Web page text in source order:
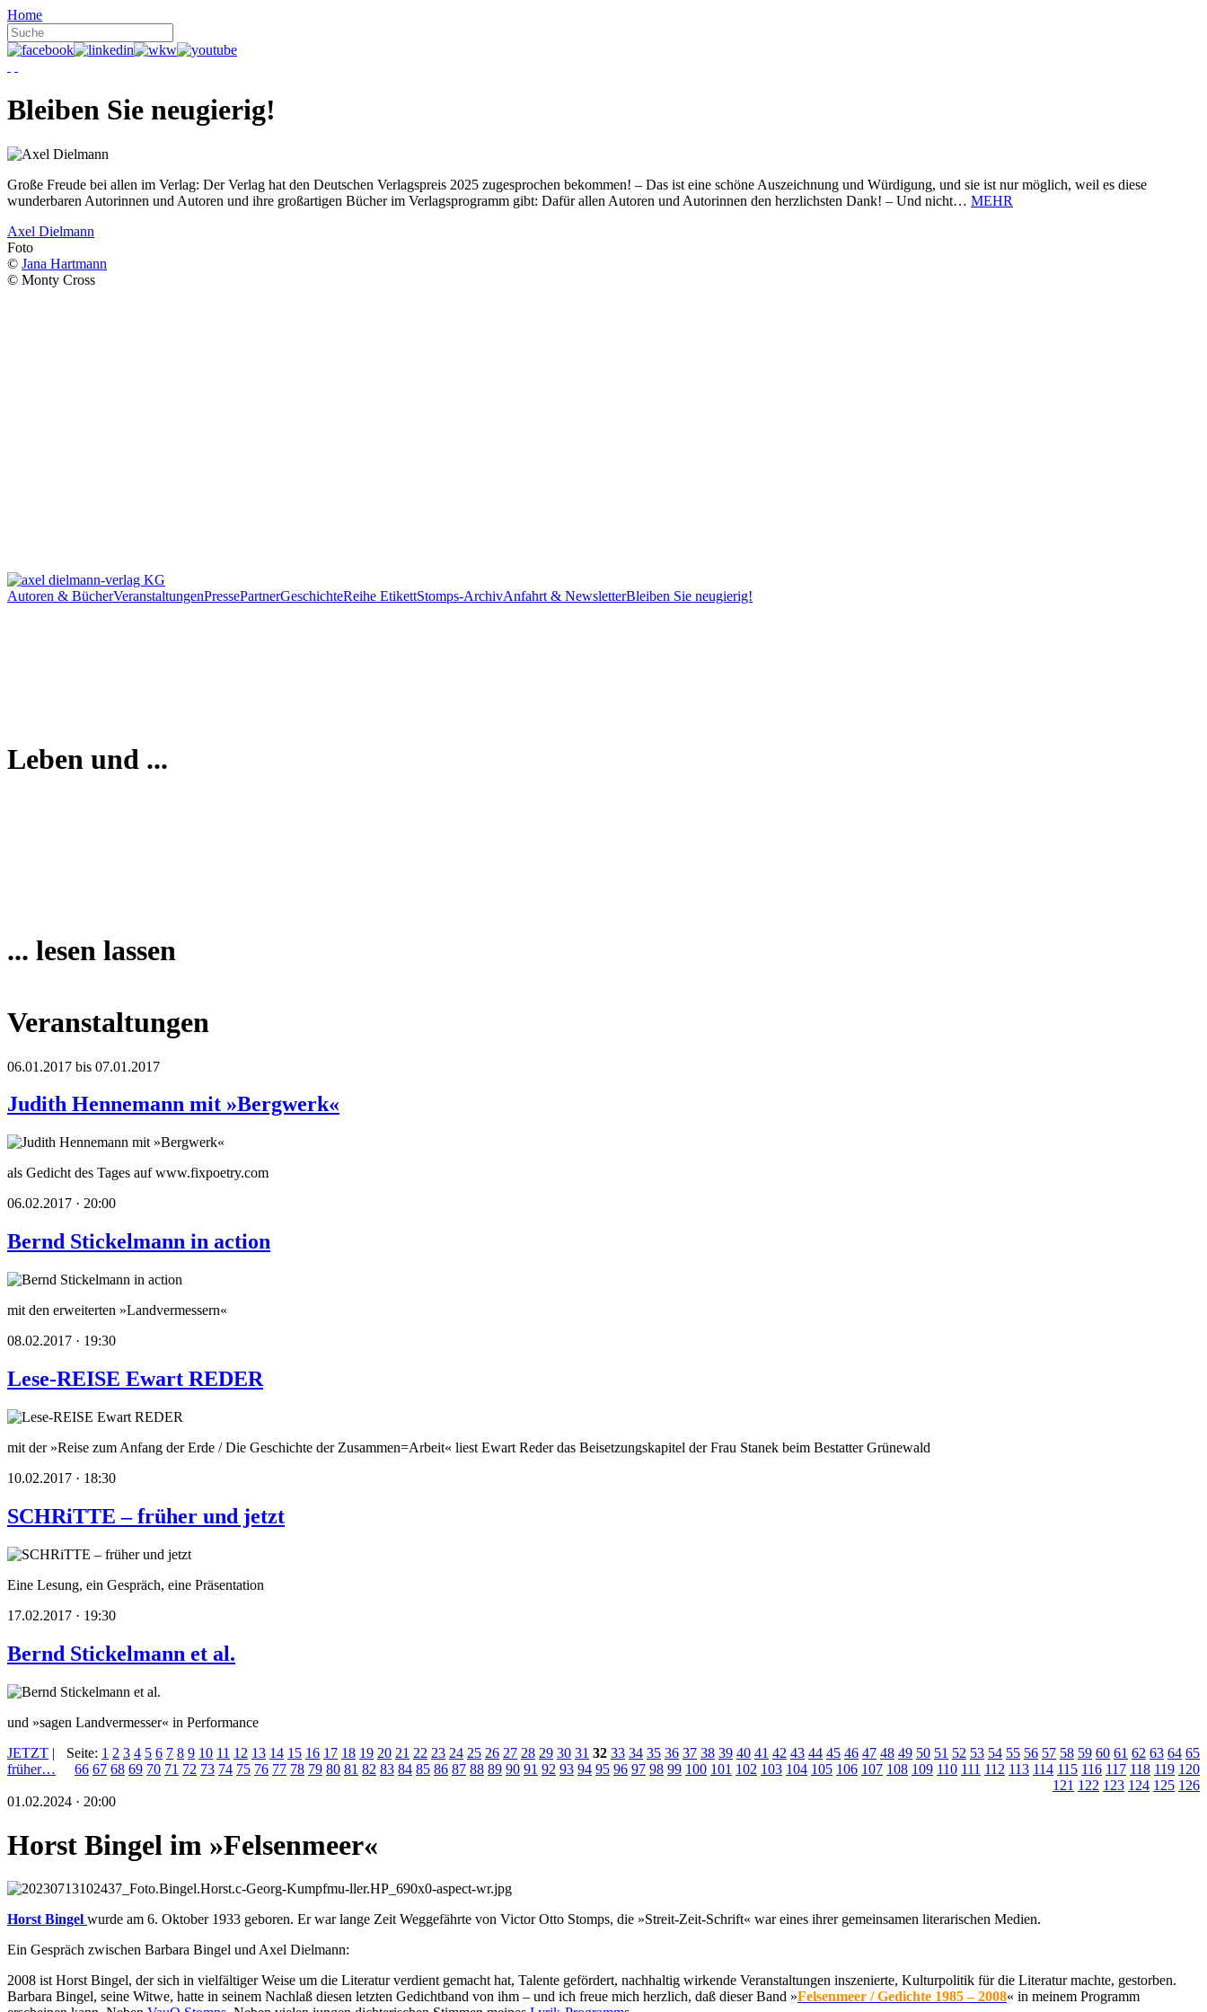
Home
Bleiben Sie neugierig!
Große Freude bei allen im Verlag: Der Verlag hat den Deutschen Verlagspreis 2025 zugesprochen bekommen! – Das ist eine schöne Auszeichnung und Würdigung, und sie ist nur möglich, weil es diese
wunderbaren Autorinnen und Autoren und ihre großartigen Bücher im Verlagsprogramm gibt: Dafür allen Autoren und Autorinnen den herzlichsten Dank! – Und nicht… MEHR
Axel Dielmann
Foto
© Jana Hartmann
© Monty Cross
Autoren & BücherVeranstaltungenPressePartnerGeschichteReihe EtikettStomps-ArchivAnfahrt & NewsletterBleiben Sie neugierig!
Leben und ...
... lesen lassen
Veranstaltungen
06.01.2017 bis 07.01.2017
Judith Hennemann mit »Bergwerk«
als Gedicht des Tages auf www.fixpoetry.com
06.02.2017 · 20:00
Bernd Stickelmann in action
mit den erweiterten »Landvermessern«
08.02.2017 · 19:30
Lese-REISE Ewart REDER
mit der »Reise zum Anfang der Erde / Die Geschichte der Zusammen=Arbeit« liest Ewart Reder das Beisetzungskapitel der Frau Stanek beim Bestatter Grünewald
10.02.2017 · 18:30
SCHRiTTE – früher und jetzt
Eine Lesung, ein Gespräch, eine Präsentation
17.02.2017 · 19:30
Bernd Stickelmann et al.
und »sagen Landvermesser« in Performance
JETZT |
früher…
Seite: 1 2 3 4 5 6 7 8 9 10 11 12 13 14 15 16 17 18 19 20 21 22 23 24 25 26 27 28 29 30 31 32 33 34 35 36 37 38 39 40 41 42 43 44 45 46 47 48 49 50 51 52 53 54 55 56 57 58 59 60 61 62 63 64 65
66 67 68 69 70 71 72 73 74 75 76 77 78 79 80 81 82 83 84 85 86 87 88 89 90 91 92 93 94 95 96 97 98 99 100 101 102 103 104 105 106 107 108 109 110 111 112 113 114 115 116 117 118 119 120
121 122 123 124 125 126
01.02.2024 · 20:00
Horst Bingel im »Felsenmeer«
Horst Bingel wurde am 6. Oktober 1933 geboren. Er war lange Zeit Weggefährte von Victor Otto Stomps, die »Streit-Zeit-Schrift« war eines ihrer gemeinsamen literarischen Medien.
Ein Gespräch zwischen Barbara Bingel und Axel Dielmann:
2008 ist Horst Bingel, der sich in vielfältiger Weise um die Literatur verdient gemacht hat, Talente gefördert, nachhaltig wirkende Veranstaltungen inszenierte, Kulturpolitik für die Literatur machte, gestorben.
Barbara Bingel, seine Witwe, hatte in seinem Nachlaß diesen letzten Gedichtband von ihm – und ich freue mich herzlich, daß dieser Band »Felsenmeer / Gedichte 1985 – 2008« in meinem Programm